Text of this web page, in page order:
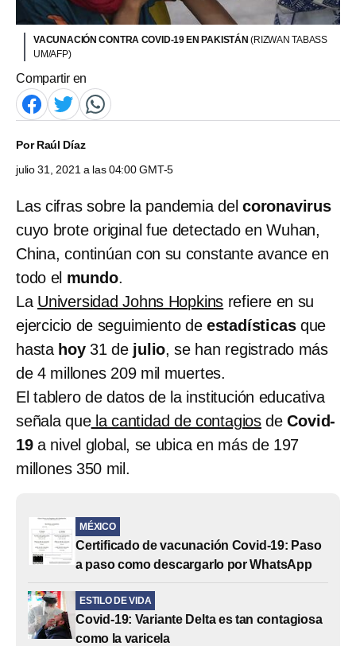
VACUNACIÓN CONTRA COVID-19 EN PAKISTÁN(RIZWAN TABASS
UM/AFP)
Compartir en
PorRaúl Díaz
julio 31, 2021 a las 04:00 GMT-5
Las cifras sobre la pandemia del coronavirus
cuyo brote original fue detectado en Wuhan,
China, continúan con su constante avance en
todo el mundo.
La Universidad Johns Hopkins refiere en su
ejercicio de seguimiento de estadísticasque
hasta hoy31 de julio, se han registrado más
de 4 millones 209 mil muertes.
El tablero de datos de la institución educativa
señala quela cantidad de contagios deCovid-
19a nivel global, se ubica en más de 197
millones 350 mil.
MÉXICO
Certificado de vacunación Covid-19: Paso
a paso como descargarlo por WhatsApp
ESTILO DE VIDA
Covid-19: Variante Delta es tan contagiosa
como la varicela